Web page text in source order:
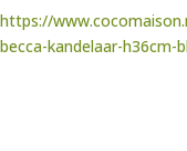
https://
becca-kandelaar-h36cm-